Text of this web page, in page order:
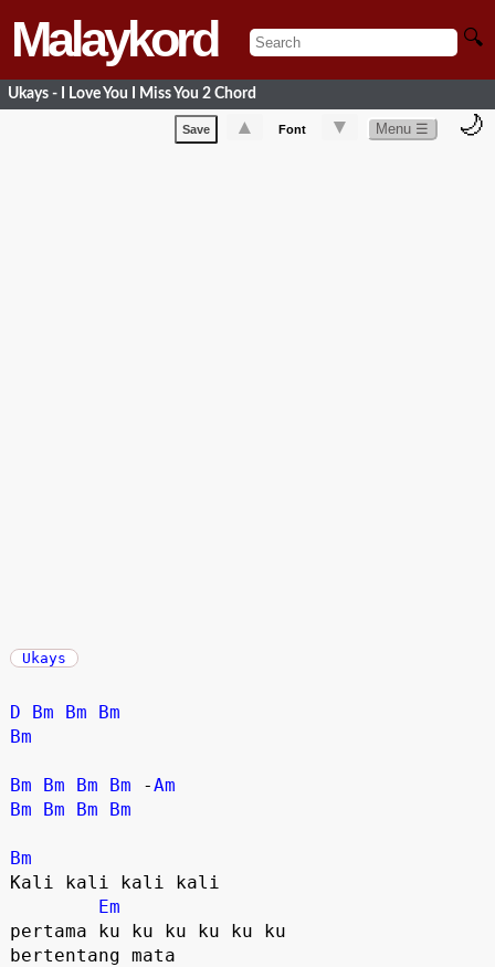
Malaykord 🔍
Ukays - I Love You I Miss You 2 Chord
Save ▲ Font ▼ Menu ☰ 🌙
Ukays
D Bm Bm
Bm
Bm
Bm Bm Bm Bm -Am
Bm
Bm Bm Bm
Bm
Kali kali kali kali
Em
pertama ku ku ku ku ku ku